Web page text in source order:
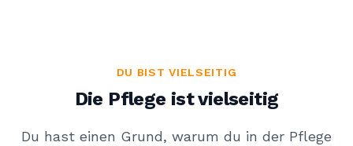
DU BIST VIELSEITIG
Die Pflege ist vielseitig
Du hast einen Grund, warum du in der Pflege